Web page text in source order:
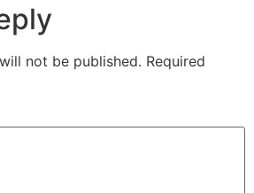
not be published. Required